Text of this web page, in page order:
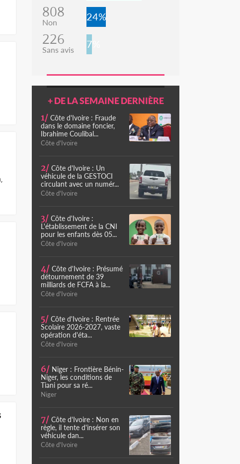
808
Non 24%
226
Sans avis 7%
+ DE LA SEMAINE DERNIÈRE
1/ Côte d'Ivoire : Fraude
dans le domaine foncier,
Ibrahime Coulibal...
Côte d'Ivoire
2/ Côte d'Ivoire : Un
véhicule de la GESTOCI
circulant avec un numér...
Côte d'Ivoire
3/ Côte d'Ivoire :
L'établissement de la CNI
pour les enfants dès 05...
Côte d'Ivoire
4/ Côte d'Ivoire : Présumé
détournement de 39
milliards de FCFA à la...
Côte d'Ivoire
5/ Côte d'Ivoire : Rentrée
Scolaire 2026-2027, vaste
opération d'éta...
Côte d'Ivoire
6/ Niger : Frontière Bénin-
Niger, les conditions de
Tiani pour sa ré...
Niger
7/ Côte d'Ivoire : Non en
règle, il tente d'insérer son
véhicule dan...
Côte d'Ivoire